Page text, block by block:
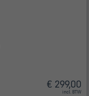
€ 299,00
incl. BTW